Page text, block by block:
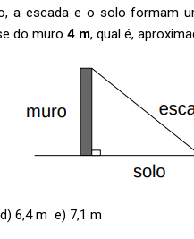
a escada e o solo formam
do muro 4 m, qual é,
6,4 m e) 7,1 m